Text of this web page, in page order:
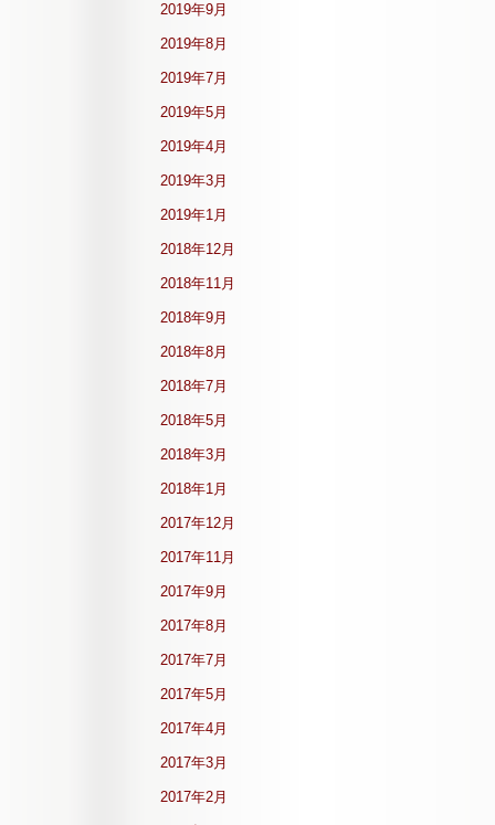
2019年9月
2019年8月
2019年7月
2019年5月
2019年4月
2019年3月
2019年1月
2018年12月
2018年11月
2018年9月
2018年8月
2018年7月
2018年5月
2018年3月
2018年1月
2017年12月
2017年11月
2017年9月
2017年8月
2017年7月
2017年5月
2017年4月
2017年3月
2017年2月